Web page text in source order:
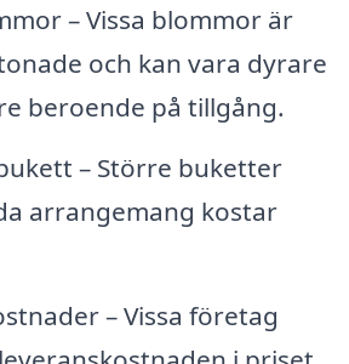
– Vissa blommor är
och kan vara dyrare
beroende på tillgång.
– Större buketter
arrangemang kostar
– Vissa företag